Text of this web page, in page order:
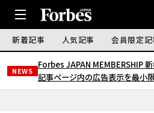
新着記事 人気記事 会員限定記
NEWS
Forbes JAPAN MEMBERSHIP 新
記事ページ内の広告表示を最小